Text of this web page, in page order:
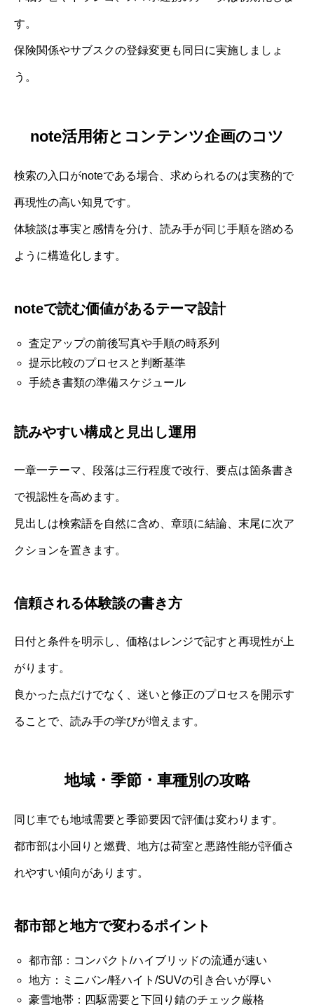
す。
保険関係やサブスクの登録変更も同日に実施しましょ
う。
note活用術とコンテンツ企画のコツ
検索の入口がnoteである場合、求められるのは実務的で
再現性の高い知見です。
体験談は事実と感情を分け、読み手が同じ手順を踏める
ように構造化します。
noteで読む価値があるテーマ設計
査定アップの前後写真や手順の時系列
提示比較のプロセスと判断基準
手続き書類の準備スケジュール
読みやすい構成と見出し運用
一章一テーマ、段落は三行程度で改行、要点は箇条書き
で視認性を高めます。
見出しは検索語を自然に含め、章頭に結論、末尾に次ア
クションを置きます。
信頼される体験談の書き方
日付と条件を明示し、価格はレンジで記すと再現性が上
がります。
良かった点だけでなく、迷いと修正のプロセスを開示す
ることで、読み手の学びが増えます。
地域・季節・車種別の攻略
同じ車でも地域需要と季節要因で評価は変わります。
都市部は小回りと燃費、地方は荷室と悪路性能が評価さ
れやすい傾向があります。
都市部と地方で変わるポイント
都市部：コンパクト/ハイブリッドの流通が速い
地方：ミニバン/軽ハイト/SUVの引き合いが厚い
豪雪地帯：四駆需要と下回り錆のチェック厳格